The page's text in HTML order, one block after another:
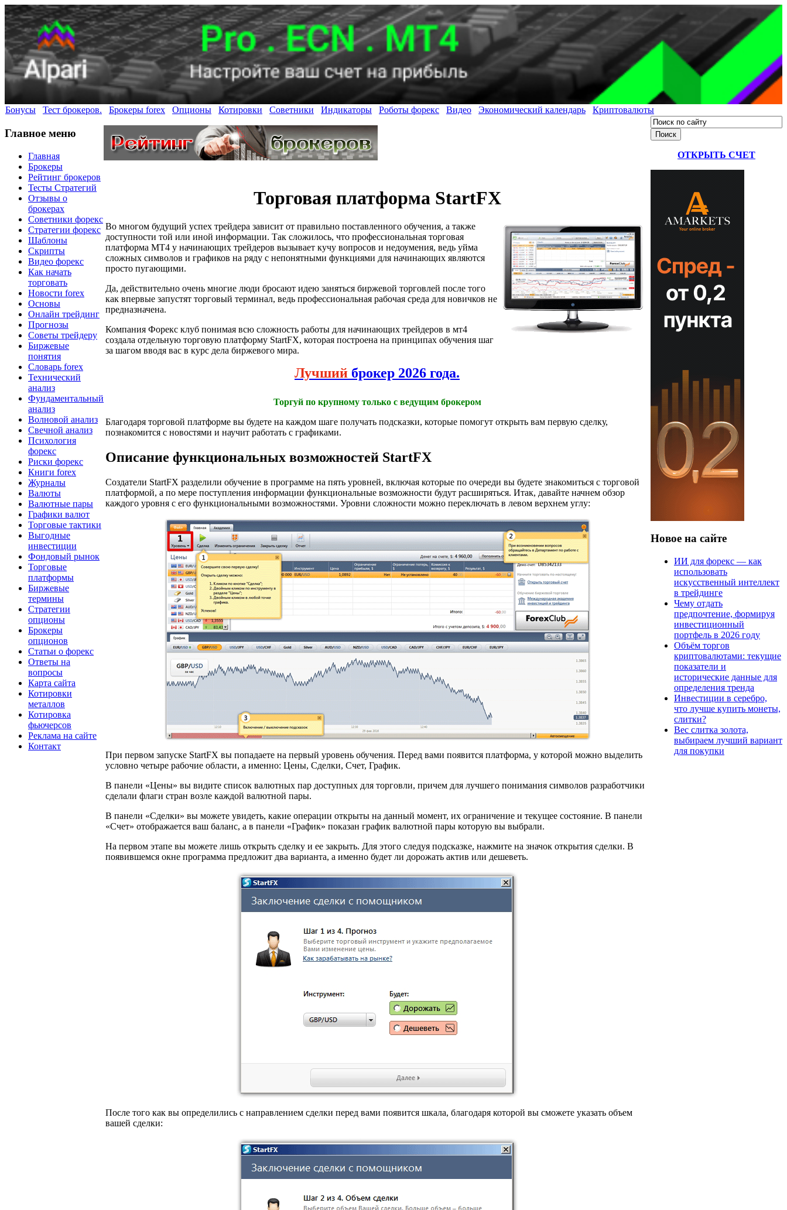
Бонусы Тест брокеров. Брокеры forex Опционы Котировки Советники Индикаторы Роботы форекс Видео Экономический календарь Криптовалюты
Главное меню
Главная
Брокеры
Рейтинг брокеров
Тесты Стратегий
Отзывы о
брокерах
Советники форекс
Стратегии форекс
Шаблоны
Скрипты
Видео форекс
Как начать
торговать
Новости forex
Основы
Онлайн трейдинг
Прогнозы
Советы трейдеру
Биржевые
понятия
Словарь forex
Технический
анализ
Фундаментальный
анализ
Волновой анализ
Свечной анализ
Психология
форекс
Риски форекс
Книги forex
Журналы
Валюты
Валютные пары
Графики валют
Торговые тактики
Выгодные
инвестиции
Фондовый рынок
Торговые
платформы
Биржевые
термины
Стратегии
опционы
Брокеры
опционов
Статьи о форекс
Ответы на
вопросы
Карта сайта
Котировки
металлов
Котировка
фьючерсов
Реклама на сайте
Контакт
Торговая платформа StartFX
Во многом будущий успех трейдера зависит от правильно поставленного обучения, а также
доступности той или иной информации. Так сложилось, что профессиональная торговая
платформа МТ4 у начинающих трейдеров вызывает кучу вопросов и недоумения, ведь уйма
сложных символов и графиков на ряду с непонятными функциями для начинающих являются
просто пугающими.
Да, действительно очень многие люди бросают идею заняться биржевой торговлей после того
как впервые запустят торговый терминал, ведь профессиональная рабочая среда для новичков не
предназначена.
Компания Форекс клуб понимая всю сложность работы для начинающих трейдеров в мт4
создала отдельную торговую платформу StartFX, которая построена на принципах обучения шаг
за шагом вводя вас в курс дела биржевого мира.
Лучший брокер 2026 года.
Торгуй по крупному только с ведущим брокером
Благодаря торговой платформе вы будете на каждом шаге получать подсказки, которые помогут открыть вам первую сделку,
познакомится с новостями и научит работать с графиками.
Описание функциональных возможностей StartFX
Создатели StartFX разделили обучение в программе на пять уровней, включая которые по очереди вы будете знакомиться с торговой
платформой, а по мере поступления информации функциональные возможности будут расширяться. Итак, давайте начнем обзор
каждого уровня с его функциональными возможностями. Уровни сложности можно переключать в левом верхнем углу:
При первом запуске StartFX вы попадаете на первый уровень обучения. Перед вами появится платформа, у которой можно выделить
условно четыре рабочие области, а именно: Цены, Сделки, Счет, График.
В панели «Цены» вы видите список валютных пар доступных для торговли, причем для лучшего понимания символов разработчики
сделали флаги стран возле каждой валютной пары.
В панели «Сделки» вы можете увидеть, какие операции открыты на данный момент, их ограничение и текущее состояние. В панели
«Счет» отображается ваш баланс, а в панели «График» показан график валютной пары которую вы выбрали.
На первом этапе вы можете лишь открыть сделку и ее закрыть. Для этого следуя подсказке, нажмите на значок открытия сделки. В
появившемся окне программа предложит два варианта, а именно будет ли дорожать актив или дешеветь.
После того как вы определились с направлением сделки перед вами появится шкала, благодаря которой вы сможете указать объем
вашей сделки:
ОТКРЫТЬ СЧЕТ
Новое на сайте
ИИ для форекс — как
использовать
искусственный интеллект
в трейдинге
Чему отдать
предпочтение, формируя
инвестиционный
портфель в 2026 году
Объём торгов
криптовалютами: текущие
показатели и
исторические данные для
определения тренда
Инвестиции в серебро,
что лучше купить монеты,
слитки?
Вес слитка золота,
выбираем лучший вариант
для покупки